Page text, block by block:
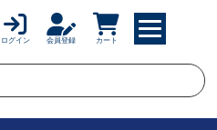
ログイン 会員登録 カート